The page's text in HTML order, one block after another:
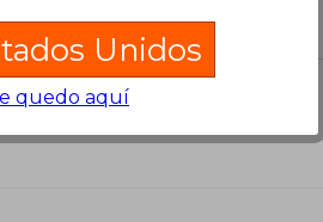
Unidos
quedo aquí